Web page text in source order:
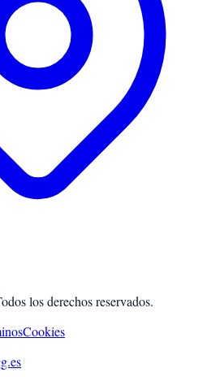
los derechos reservados.
Cookies